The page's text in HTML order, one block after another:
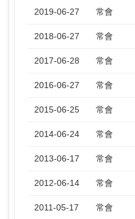
2019-06-27 常會
2018-06-27 常會
2017-06-28 常會
2016-06-27 常會
2015-06-25 常會
2014-06-24 常會
2013-06-17 常會
2012-06-14 常會
2011-05-17 常會